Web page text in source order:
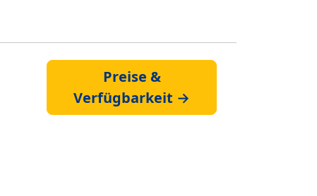
Preise &
Verfügbarkeit →